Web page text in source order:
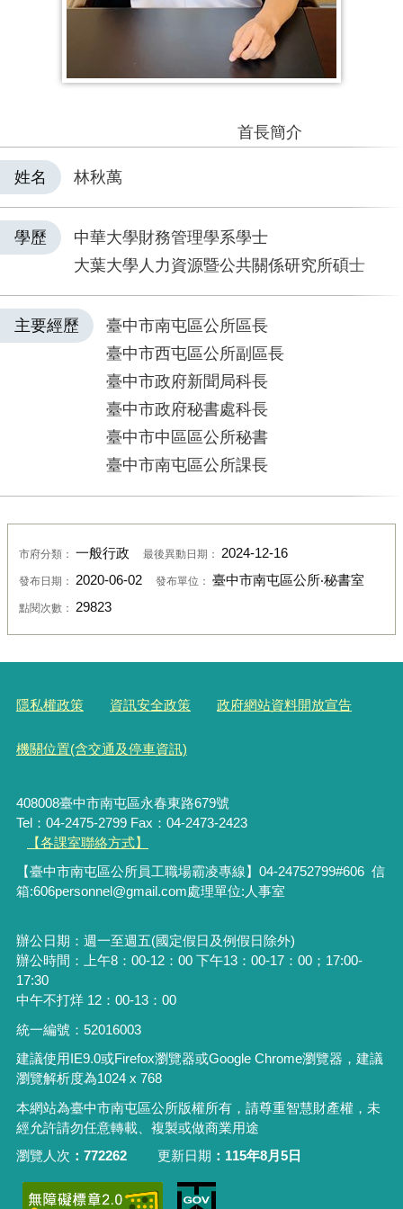
首長簡介
姓名 林秋萬
學歷
中華大學財務管理學系學士
大葉大學人力資源暨公共關係研究所碩士
主要經歷
臺中市南屯區公所區長
臺中市西屯區公所副區長
臺中市政府新聞局科長
臺中市政府秘書處科長
臺中市中區區公所秘書
臺中市南屯區公所課長
市府分類： 一般行政 最後異動日期： 2024-12-16
發布日期： 2020-06-02 發布單位： 臺中市南屯區公所‧秘書室
點閱次數： 29823
隱私權政策 資訊安全政策 政府網站資料開放宣告
機關位置(含交通及停車資訊)
408008臺中市南屯區永春東路679號
Tel：04-2475-2799 Fax：04-2473-2423
【各課室聯絡方式】
【臺中市南屯區公所員工職場霸凌專線】04-24752799#606 信
箱:606personnel@gmail.com處理單位:人事室
辦公日期：週一至週五(國定假日及例假日除外)
辦公時間：上午8：00-12：00 下午13：00-17：00；17:00-
17:30
中午不打烊 12：00-13：00
統一編號：52016003
建議使用IE9.0或Firefox瀏覽器或Google Chrome瀏覽器，建議
瀏覽解析度為1024 x 768
本網站為臺中市南屯區公所版權所有，請尊重智慧財產權，未
經允許請勿任意轉載、複製或做商業用途
瀏覽人次
772262 更新日期 115年8月5日